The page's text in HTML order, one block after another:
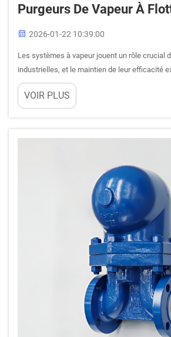
Purgeurs De Vapeur À
2026-01-22 10:39:00
Les systèmes à vapeur jouent un rôle crucial
industrielles, et le maintien de leur efficacité
adéquate de l’évacuation du condensat. Le
constitue un composant essentiel de ces
VOIR PLUS